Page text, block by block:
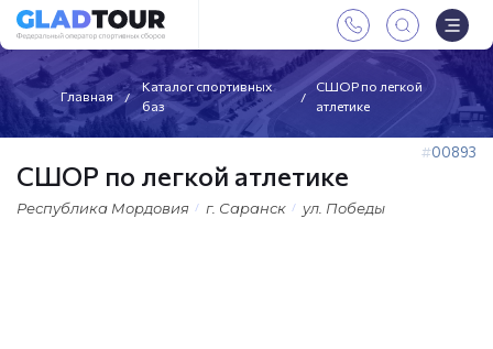
Главная
Каталог спортивных
баз
СШОР по легкой
атлетике
00893
СШОР по легкой атлетике
Республика Мордовия г. Саранск ул. Победы